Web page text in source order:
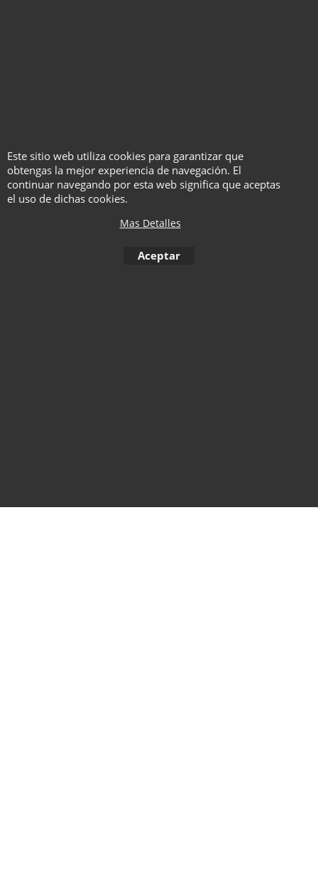
CAMBIADOR DE BARAJA
JUMBO
CUESTIÓN DE ACTITUD
LA IMPORTANCIA DEL
BABY GAG PREDICTION
Este sitio web utiliza cookies para garantizar que
obtengas la mejor experiencia de navegación. El
continuar navegando por esta web significa que aceptas
el uso de dichas cookies.
Mas Detalles
Aceptar